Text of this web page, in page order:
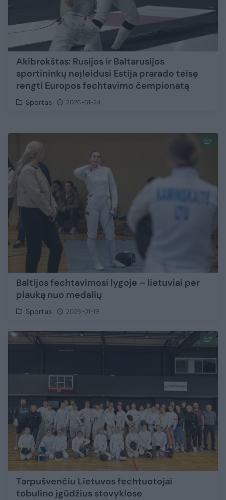
Akibrokštas: Rusijos ir Baltarusijos
sportininkų neįleidusi Estija prarado teisę
rengti Europos fechtavimo čempionatą
Sportas 2026-01-24
1
Baltijos fechtavimosi lygoje – lietuviai per
plauką nuo medalių
Sportas 2026-01-19
1
Tarpušvenčiu Lietuvos fechtuotojai
tobulino įgūdžius stovyklose